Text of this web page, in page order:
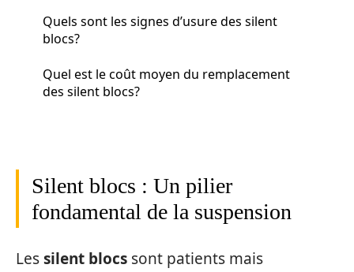
Quels sont les signes d’usure des silent
blocs?
Quel est le coût moyen du remplacement
des silent blocs?
Silent blocs : Un pilier
fondamental de la suspension
Lessilent blocs sont patients mais